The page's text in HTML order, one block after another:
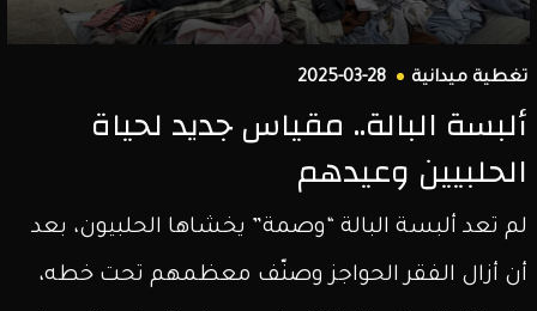
تغطية ميدانية 2025-03-28
ألبسة البالة.. مقياس جديد لحياة
الحلبيين وعيدهم
لم تعد ألبسة البالة “وصمة” يخشاها الحلبيون، بعد
أن أزال الفقر الحواجز وصنّف معظمهم تحت خطه،